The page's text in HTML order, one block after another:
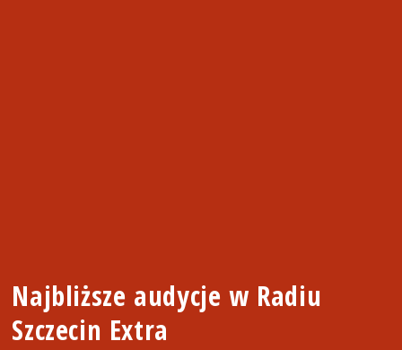
Najbliższe audycje w Radiu
Szczecin Extra